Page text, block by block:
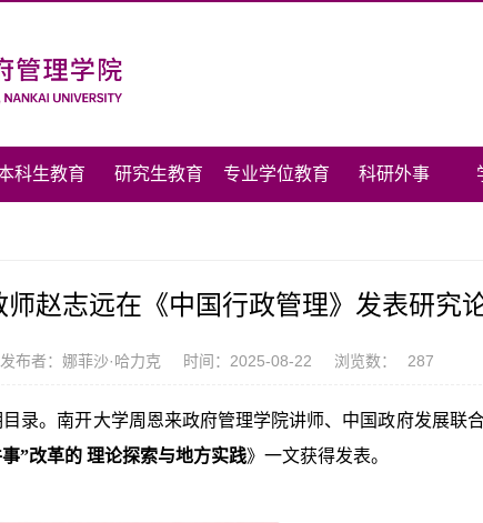
科生教育 研究生教育 专业学位教育 科研外事
师赵志远在《中国行政管理》发表研究
发布者：娜菲沙·哈力克 时间：2025-08-22 浏览数： 287
录。南开大学周恩来政府管理学院讲师、中国政府发展联
”改革的 理论探索与地方实践》一文获得发表。